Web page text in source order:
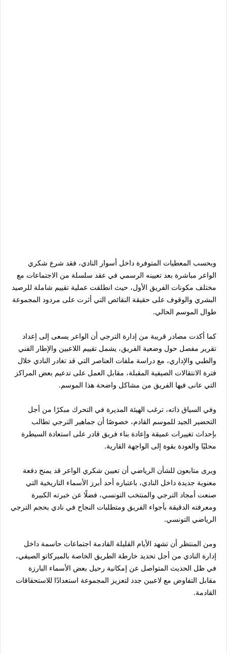
وبحسب المعطيات المتوفرة داخل أسوار النادي، فقد شرع شكري
الواعر مباشرة بعد تعيينه الرسمي في عقد سلسلة من الاجتماعات مع
مختلف مكونات الفريق الأول، حيث انطلقت عملية تقييم شاملة للرصيد
البشري والوقوف على حقيقة النقائص التي أثرت على مردود المجموعة
طوال الموسم الحالي.
كما أكدت مصادر قريبة من إدارة الترجي أن الواعر يسعى إلى إعداد
تقرير مفصل حول وضعية الفريق، يشمل تقييم اللاعبين والإطار الفني
والطبي والإداري، مع دراسة ملفات العناصر التي قد تغادر النادي خلال
فترة الانتقالات الصيفية المقبلة، مقابل العمل على تدعيم بعض المراكز
التي عانى فيها الفريق من مشاكل واضحة هذا الموسم.
وفي السياق ذاته، ترغب الهيئة المديرة في التحرك مبكرًا من أجل
التحضير الجيد للموسم القادم، خصوصًا أن جماهير الترجي تطالب
بإحداث تغييرات عميقة وإعادة بناء فريق قادر على استعادة السيطرة
محليًا والعودة بقوة إلى الواجهة القارية.
ويرى متابعون للشأن الرياضي أن تعيين شكري الواعر قد يمنح دفعة
معنوية جديدة داخل النادي، باعتباره أحد أبرز الأسماء التاريخية التي
صنعت أمجاد الترجي والمنتخب التونسي، فضلًا عن خبرته الكبيرة
ومعرفته الدقيقة بأجواء الفريق ومتطلبات النجاح في نادي بحجم الترجي
الرياضي التونسي.
ومن المنتظر أن تشهد الأيام القليلة القادمة اجتماعات حاسمة داخل
إدارة النادي من أجل تحديد خارطة الطريق الخاصة بالميركاتو الصيفي،
في ظل الحديث المتواصل عن إمكانية رحيل بعض الأسماء البارزة
مقابل التفاوض مع لاعبين جدد لتعزيز المجموعة استعدادًا للاستحقاقات
القادمة.